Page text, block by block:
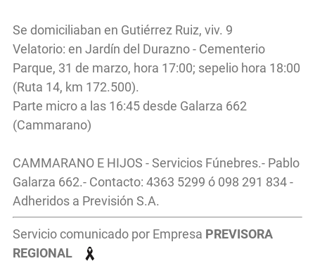
Se domiciliaban en Gutiérrez Ruiz, viv. 9
Velatorio: en Jardín del Durazno - Cementerio
Parque, 31 de marzo, hora 17:00; sepelio hora 18:00
(Ruta 14, km 172.500).
Parte micro a las 16:45 desde Galarza 662
(Cammarano)
CAMMARANO E HIJOS - Servicios Fúnebres.- Pablo
Galarza 662.- Contacto: 4363 5299 ó 098 291 834 -
Adheridos a Previsión S.A.
Servicio comunicado por Empresa PREVISORA
REGIONAL